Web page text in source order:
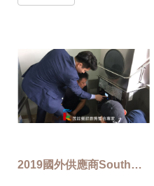
2019國外供應商SouthPro來台教育訓練_實際操作教學